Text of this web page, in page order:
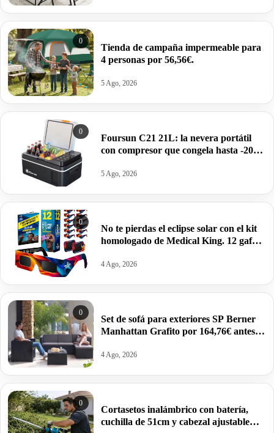
0
Tienda de campaña impermeable para
4 personas por 56,56€.
5 Ago, 2026
0
Foursun C21 21L: la nevera portátil
con compresor que congela hasta -20
5 Ago, 2026
0
No te pierdas el eclipse solar con el kit
homologado de Medical King. 12 gafas
4 Ago, 2026
0
Set de sofá para exteriores SP Berner
Manhattan Grafito por 164,76€ antes
4 Ago, 2026
0
Cortasetos inalámbrico con batería,
cuchilla de 51cm y cabezal ajustable